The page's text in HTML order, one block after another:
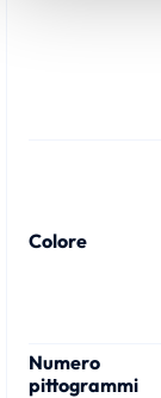
Colore
Numero
pittogrammi